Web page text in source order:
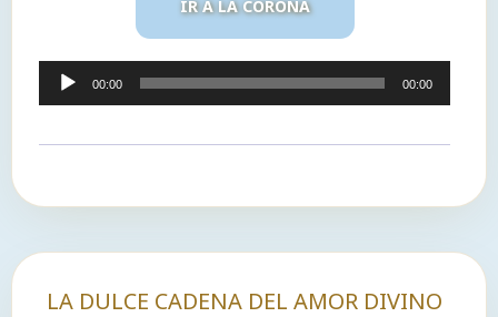
IR A LA CORONA
Reproductor
de
00:00 00:00
LA DULCE CADENA DEL AMOR DIVINO